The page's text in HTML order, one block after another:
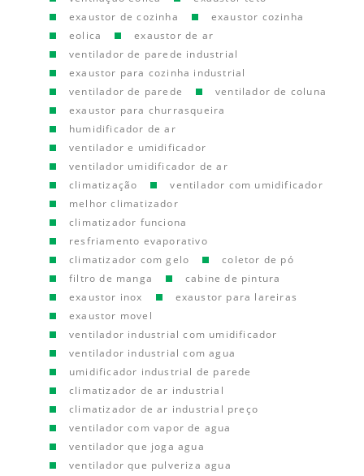
exaustor de cozinha
exaustor cozinha
eolica
exaustor de ar
ventilador de parede industrial
exaustor para cozinha industrial
ventilador de parede
ventilador de coluna
exaustor para churrasqueira
humidificador de ar
ventilador e umidificador
ventilador umidificador de ar
climatização
ventilador com umidificador
melhor climatizador
climatizador funciona
resfriamento evaporativo
climatizador com gelo
coletor de pó
filtro de manga
cabine de pintura
exaustor inox
exaustor para lareiras
exaustor movel
ventilador industrial com umidificador
ventilador industrial com agua
umidificador industrial de parede
climatizador de ar industrial
climatizador de ar industrial preço
ventilador com vapor de agua
ventilador que joga agua
ventilador que pulveriza agua